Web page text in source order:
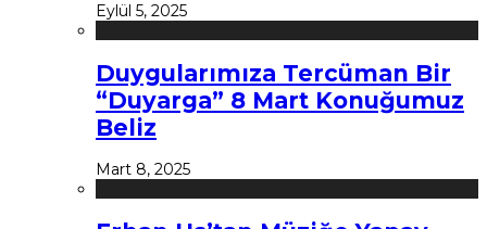
Eylül 5, 2025
Duygularımıza Tercüman Bir
“Duyarga” 8 Mart Konuğumuz
Beliz
Mart 8, 2025